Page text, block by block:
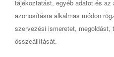
tájékoztatást, egyéb adatot és
azonosításra alkalmas módon
szervezési ismeretet,
összeállítását.